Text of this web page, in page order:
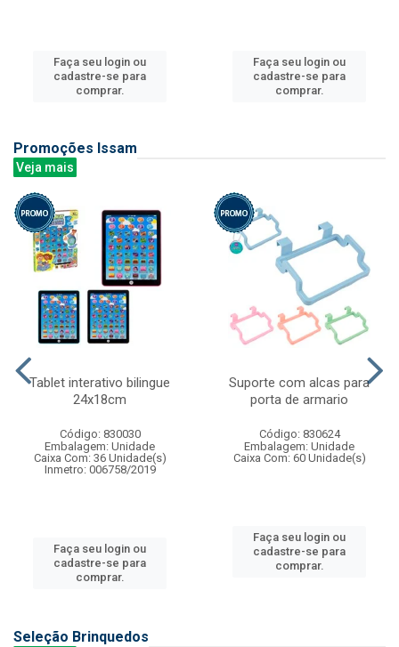
Faça seu login ou
cadastre-se para
comprar.
Faça seu login ou
cadastre-se para
comprar.
Promoções Issam
Veja mais
Tablet interativo bilingue
24x18cm
Código: 830030
Embalagem: Unidade
Caixa Com: 36 Unidade(s)
Inmetro: 006758/2019
Faça seu login ou
cadastre-se para
comprar.
Suporte com alcas para
porta de armario
Código: 830624
Embalagem: Unidade
Caixa Com: 60 Unidade(s)
Faça seu login ou
cadastre-se para
comprar.
Seleção Brinquedos